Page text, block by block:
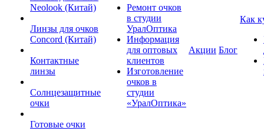
Neolook (Китай)
Линзы для очков
Concord (Китай)
Контактные
линзы
Солнцезащитные
очки
Готовые очки
Ремонт очков
в студии
УралОптика
Информация
для оптовых
клиентов
Изготовление
очков в
студии
«УралОптика»
Акции Блог
Как